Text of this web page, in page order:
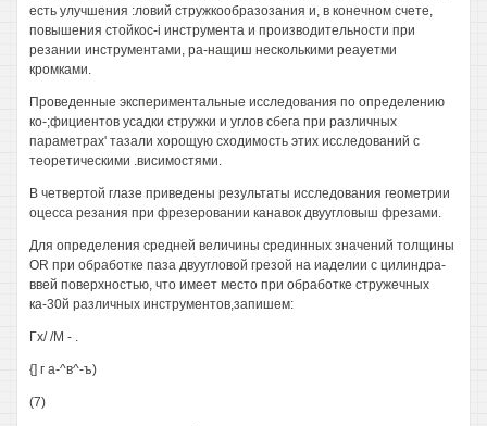
есть улучшения :ловий стружкообразозания и, в конечном счете,
повышения стойкос-i инструмента и производительности при
резании инструментами, ра-нащиш несколькими реауетми
кромками.
Проведенные экспериментальные исследования по определению
ко-;фициентов усадки стружки и углов сбега при различных
параметрах' тазали хорощую сходимость этих исследований с
теоретическими .висимостями.
В четвертой глазе приведены результаты исследования геометрии
оцесса резания при фрезеровании канавок двуугловыш фрезами.
Для определения средней величины срединных значений толщины
OR при обработке паза двуугловой грезой на иаделии с цилиндра-
ввей поверхностью, что имеет место при обработке стружечных
ка-30й различных инструментов,запишем:
Гх/ /М - .
{] г а-^в^-ъ)
(7)